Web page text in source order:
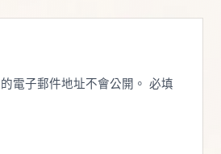
電子郵件地址不會公開。 必填